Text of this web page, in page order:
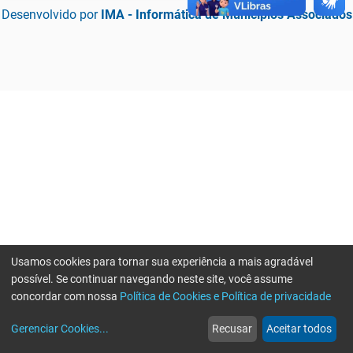
Desenvolvido por IMA - Informática de Municípios Associados
web
Notícias
more_horiz
Mais
Usamos cookies para tornar sua experiência a mais agradável
possível. Se continuar navegando neste site, você assume
concordar com nossa Política de Cookies e Política de privacidade
Gerenciar Cookies... Recusar Aceitar todos
Erro ao enviar informações, por favor tente novamente